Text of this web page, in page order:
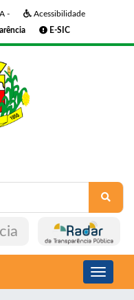
A -
Acessibilidade
E-SIC
Toggle